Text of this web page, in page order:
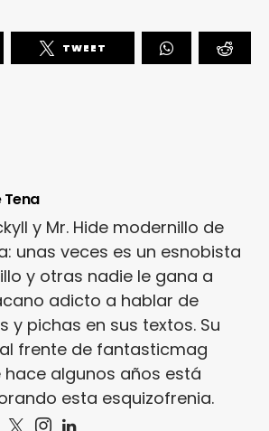
TWEET
Tena
y Mr. Hide modernillo de
unas veces es un esnobista
y otras nadie le gana a
adicto a hablar de
y pichas en sus textos. Su
frente de fantasticmag
hace algunos años está
esta esquizofrenia.